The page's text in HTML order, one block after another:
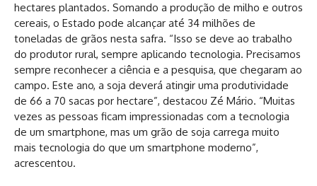
hectares plantados. Somando a produção de milho e outros
cereais, o Estado pode alcançar até 34 milhões de
toneladas de grãos nesta safra. “Isso se deve ao trabalho
do produtor rural, sempre aplicando tecnologia. Precisamos
sempre reconhecer a ciência e a pesquisa, que chegaram ao
campo. Este ano, a soja deverá atingir uma produtividade
de 66 a 70 sacas por hectare”, destacou Zé Mário. “Muitas
vezes as pessoas ficam impressionadas com a tecnologia
de um smartphone, mas um grão de soja carrega muito
mais tecnologia do que um smartphone moderno”,
acrescentou.